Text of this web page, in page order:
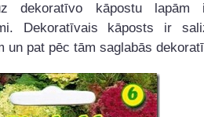
dekoratīvo kāpostu lapām
Dekoratīvais kāposts ir
un pat pēc tām saglabās